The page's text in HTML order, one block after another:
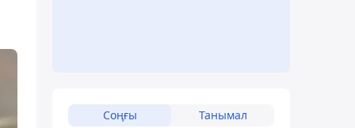
Соңғы Танымал